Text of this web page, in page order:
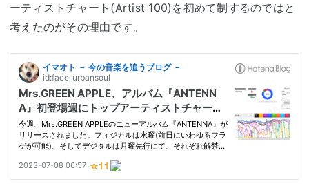
ーティストチャート(Artist 100)を初めて制するのではと
考えたのがその理由です。